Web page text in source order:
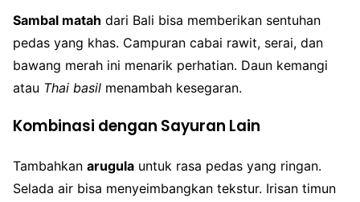
Sambal matah dari Bali bisa memberikan sentuhan
pedas yang khas. Campuran cabai rawit, serai, dan
bawang merah ini menarik perhatian. Daun kemangi
atau Thai basil menambah kesegaran.
Kombinasi dengan Sayuran Lain
Tambahkan arugula untuk rasa pedas yang ringan.
Selada air bisa menyeimbangkan tekstur. Irisan timun